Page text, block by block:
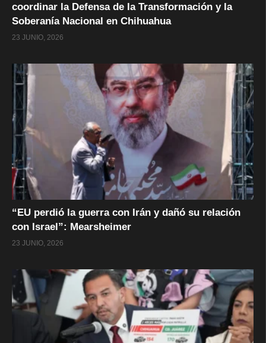
coordinar la Defensa de la Transformación y la
Soberanía Nacional en Chihuahua
23 JUNIO, 2026
“EU perdió la guerra con Irán y dañó su relación
con Israel”: Mearsheimer
23 JUNIO, 2026